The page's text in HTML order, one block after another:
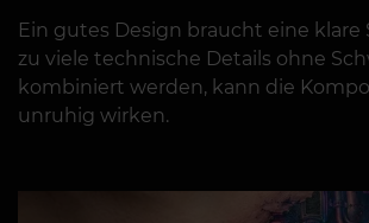
Ein gutes Design braucht eine klare
zu viele technische Details ohne
kombiniert werden, kann die
unruhig wirken.